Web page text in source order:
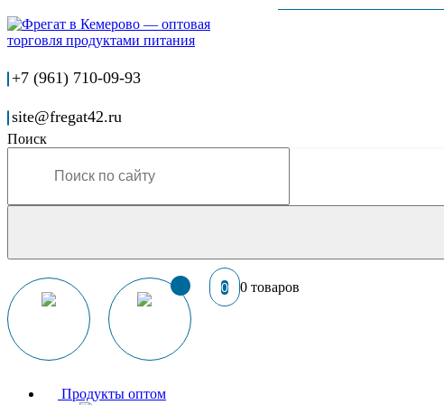
+7 (961) 710-09-93
site@fregat42.ru
Поиск
0 0 товаров
Продукты оптом